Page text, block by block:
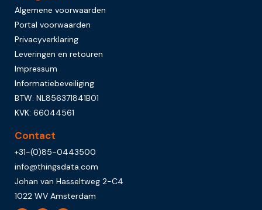
Algemene voorwaarden
Portal voorwaarden
Privacyverklaring
Leveringen en retouren
Impressum
Informatiebeveiliging
BTW: NL856371841B01
KVK: 66044561
Contact
+31-(0)85-0443500
info@thingsdata.com
Johan van Hasseltweg 2-C4
1022 WV Amsterdam